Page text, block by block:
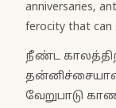
anniversaries,
ferocity that can
நீண்ட
வேறுபாடு